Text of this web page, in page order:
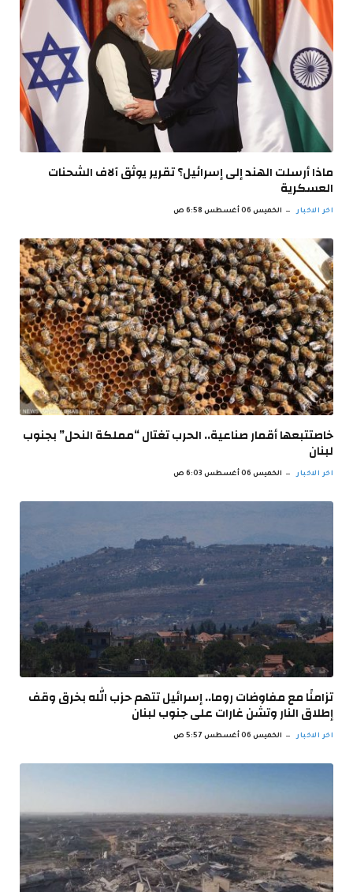
ماذا أرسلت الهند إلى إسرائيل؟ تقرير يوثق آلاف الشحنات
العسكرية
اخر الاخبار الخميس 06 أغسطس 6:58 ص
خاصتتبعها أقمار صناعية.. الحرب تغتال “مملكة النحل” بجنوب
لبنان
اخر الاخبار الخميس 06 أغسطس 6:03 ص
تزامنًا مع مفاوضات روما.. إسرائيل تتهم حزب الله بخرق وقف
إطلاق النار وتشن غارات على جنوب لبنان
اخر الاخبار الخميس 06 أغسطس 5:57 ص